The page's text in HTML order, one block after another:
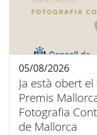
Ja està obert
Premis
Fotografia
de Mallorca
05/08/2026